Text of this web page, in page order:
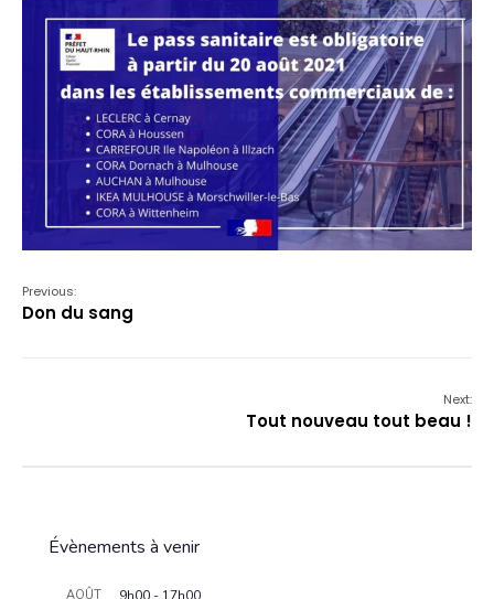
Previous:
Don du sang
Next:
Tout nouveau tout beau !
Évènements à venir
AOÛT